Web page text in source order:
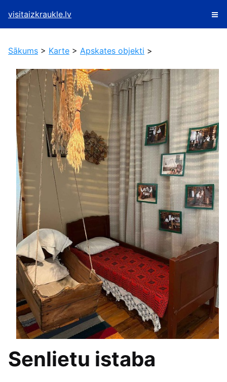
visitaizkraukle.lv
Sākums > Karte > Apskates objekti >
Senlietu istaba